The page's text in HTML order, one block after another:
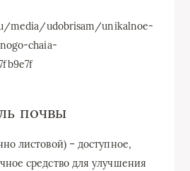
media/udobrisam/unikalnoe-
chaia-
почвы
листовой) – доступное,
средство для улучшения